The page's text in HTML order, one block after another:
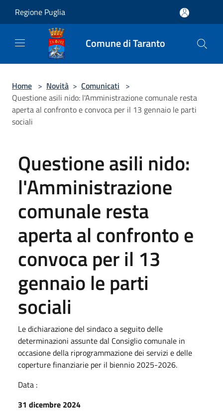
Regione Puglia
Comune di Taranto
Home > Novità > Comunicati >
Questione asili nido: l'Amministrazione comunale resta
aperta al confronto e convoca per il 13 gennaio le parti
sociali
Questione asili nido:
l'Amministrazione
comunale resta
aperta al confronto e
convoca per il 13
gennaio le parti
sociali
Le dichiarazione del sindaco a seguito delle
determinazioni assunte dal Consiglio comunale in
occasione della riprogrammazione dei servizi e delle
coperture finanziarie per il biennio 2025-2026.
Data :
31 dicembre 2024